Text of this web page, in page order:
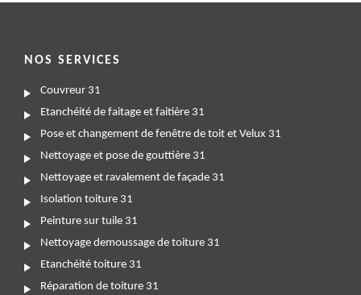
NOS SERVICES
Couvreur 31
Etanchéité de faitage et faitière 31
Pose et changement de fenêtre de toit et Velux 31
Nettoyage et pose de gouttière 31
Nettoyage et ravalement de façade 31
Isolation toiture 31
Peinture sur tuile 31
Nettoyage demoussage de toiture 31
Etanchéité toiture 31
Réparation de toiture 31